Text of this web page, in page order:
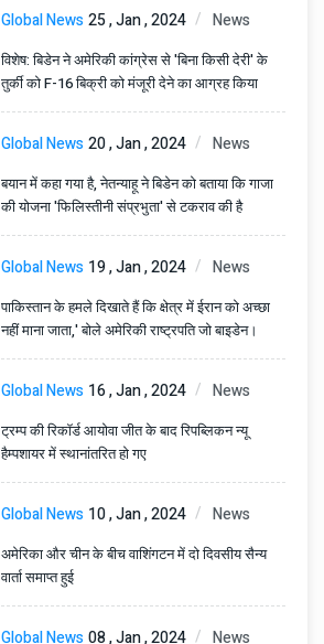
Global News25 , Jan , 2024 News
विशेष: बिडेन ने अमेरिकी कांग्रेस से 'बिना किसी देरी' के
तुर्की को F-16 बिक्री को मंजूरी देने का आग्रह किया
Global News20 , Jan , 2024 News
बयान में कहा गया है, नेतन्याहू ने बिडेन को बताया कि गाजा
की योजना 'फिलिस्तीनी संप्रभुता' से टकराव की है
Global News 19 , Jan , 2024 News
पाकिस्तान के हमले दिखाते हैं कि क्षेत्र में ईरान को अच्छा
नहीं माना जाता,' बोले अमेरिकी राष्ट्रपति जो बाइडेन।
Global News 16 , Jan , 2024 News
ट्रम्प की रिकॉर्ड आयोवा जीत के बाद रिपब्लिकन न्यू
हैम्पशायर में स्थानांतरित हो गए
Global News 10 , Jan , 2024 News
अमेरिका और चीन के बीच वाशिंगटन में दो दिवसीय सैन्य
वार्ता समाप्त हुई
Global News08 , Jan , 2024 News